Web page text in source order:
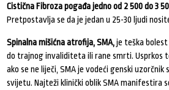
Cistična Fibroza pogađa jedno od 2 500 do 3
Pretpostavlja se da je jedan u 25-30 ljudi
Spinalna mišićna atrofija, SMA,je teška
do trajnog invaliditeta ili rane smrti. Usprkos
ako se ne liječi, SMA je vodeći genski
svijetu. Najteži klinički oblik SMA manifestira